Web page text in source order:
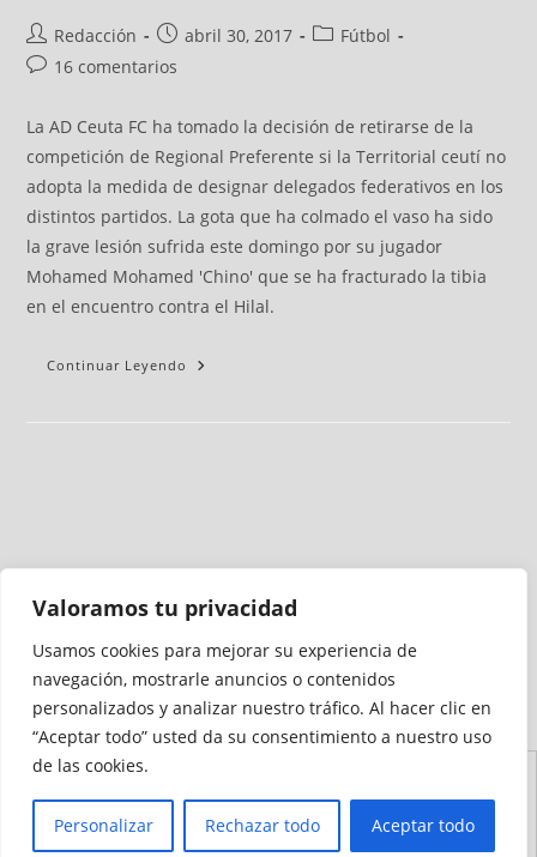
Valoramos tu privacidad
Usamos cookies para mejorar su experiencia de
navegación, mostrarle anuncios o contenidos
personalizados y analizar nuestro tráfico. Al hacer clic en
“Aceptar todo” usted da su consentimiento a nuestro uso
de las cookies.
Personalizar Rechazar todo Aceptar todo
Redacción abril 30, 2017
Fútbol
16 comentarios
La AD Ceuta FC ha tomado la decisión de retirarse de la
competición de Regional Preferente si la Territorial ceutí no
adopta la medida de designar delegados federativos en los
distintos partidos. La gota que ha colmado el vaso ha sido
la grave lesión sufrida este domingo por su jugador
Mohamed Mohamed 'Chino' que se ha fracturado la tibia
en el encuentro contra el Hilal.
Continuar Leyendo
Medio auditado por
Accesibilidad
Sitio
Cookies
Privacidad